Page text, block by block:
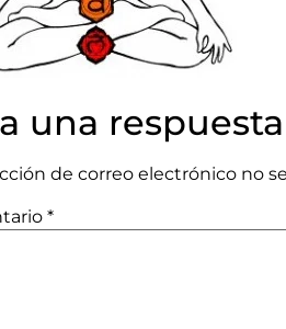
una respuesta
de correo electrónico no
*